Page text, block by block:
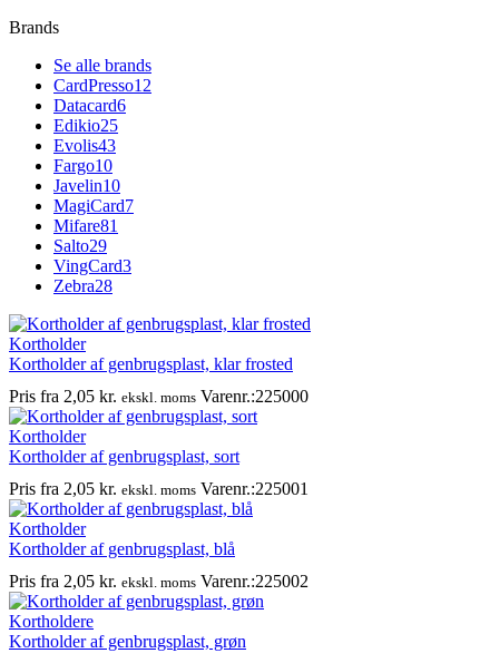
Brands
Se alle brands
CardPresso12
Datacard6
Edikio25
Evolis43
Fargo10
Javelin10
MagiCard7
Mifare81
Salto29
VingCard3
Zebra28
Kortholder
Kortholder af genbrugsplast, klar frosted
Pris fra 2,05 kr. ekskl. moms Varenr.:225000
Kortholder
Kortholder af genbrugsplast, sort
Pris fra 2,05 kr. ekskl. moms Varenr.:225001
Kortholder
Kortholder af genbrugsplast, blå
Pris fra 2,05 kr. ekskl. moms Varenr.:225002
Kortholdere
Kortholder af genbrugsplast, grøn